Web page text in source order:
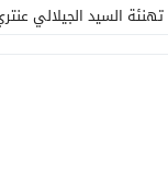
تهنئة السيد الجيلالي